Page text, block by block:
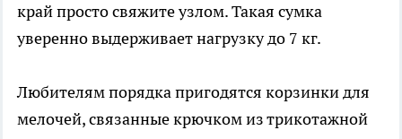
край просто свяжите узлом. Такая сумка
уверенно выдерживает нагрузку до 7 кг.
Любителям порядка пригодятся корзинки для
мелочей, связанные крючком из трикотажной